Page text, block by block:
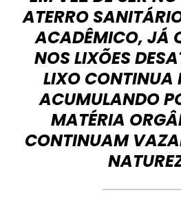
ATERRO
ACADÊMICO, JÁ
NOS LIXÕES
LIXO CONTINUA
ACUMULANDO
MATÉRIA
CONTINUAM